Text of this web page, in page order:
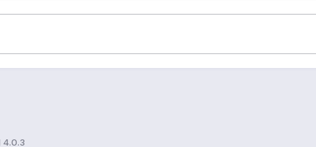
4.0.3